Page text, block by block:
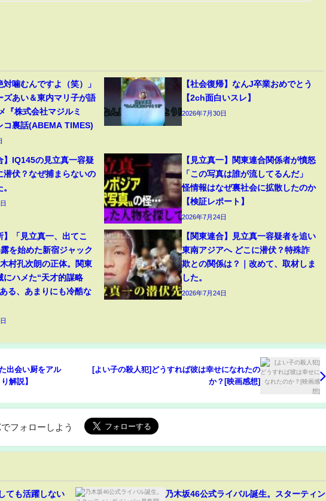
対噛むんですよ（笑）」
ズあい＆東内マリ子が語
『株式会社マジルミ
コ裏話(ABEMA TIMES)
【社会復帰】なんJ卒業おめでとう
【2ch面白いスレ】
2026年7月30日
】IQ145の見立真一容疑
潜伏？なぜ捕まらないの
【見立真一】関東連合関係者が憤怒
「この写真は誰が流してるんだ」
怪情報はなぜ裏社会に拡散したのか
【検証レポート】
2026年7月24日
】「見立真一、出てこ
を始めた新宿ジャック
村孔次朗の正体。関東
にハメた“天才的謀略
る、あまりにも冷酷な
【関東連合】見立真一容疑者を追い
東南アジアへ どこに潜伏？特殊詐
欺との関係は？｜改めて、取材しま
した。
2026年7月24日
出会い厨をアル
解説】
[よい子の殺人犯]どうすれば彼は幸せになれたの
か？[映画感想]
でフォローしよう
ても活躍しない 乃木坂46公式ライバル誕生。スターティン